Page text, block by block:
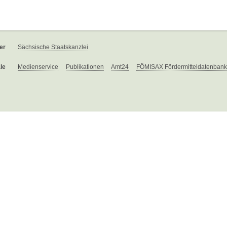
Sächsische Staatskanzlei
Medienservice Publikationen Amt24 FÖMISAX Fördermitteldatenbank